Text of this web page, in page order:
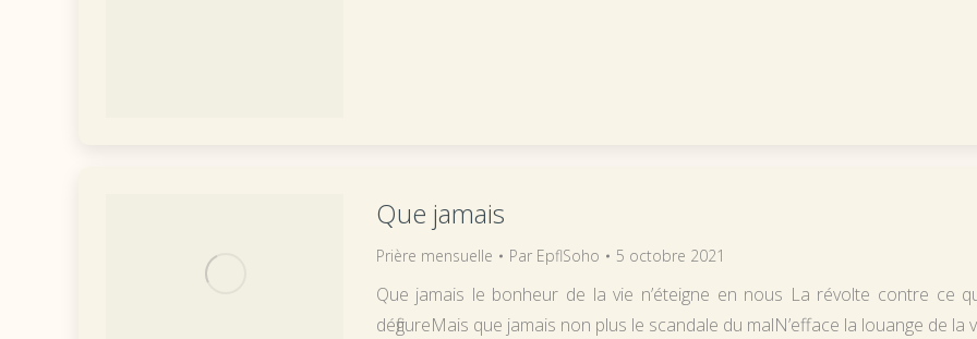
Que jamais
Prière mensuelle Par EpflSoho 5 octobre 2021
Que jamais le bonheur de la vie n’éteigne en nous La révolte contre ce
défigureMais que jamais non plus le scandale du malN’efface la louange de la